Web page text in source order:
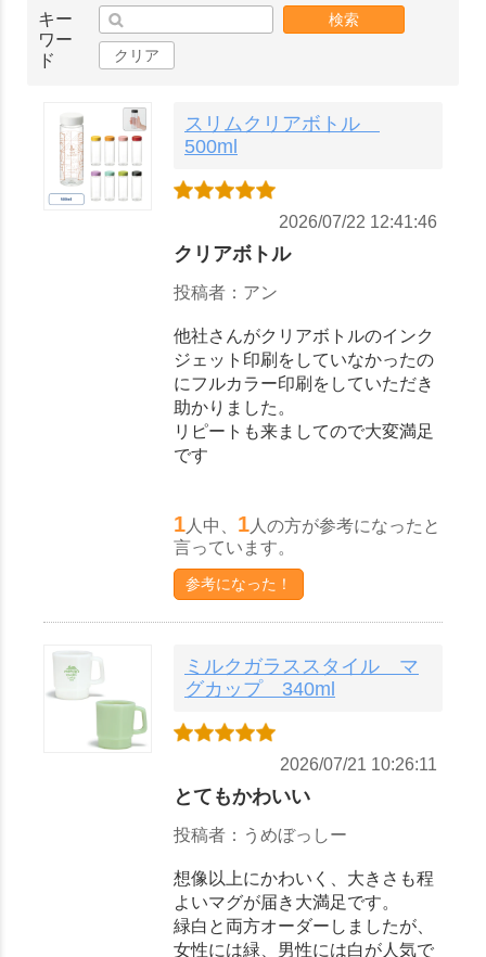
キー
ワー
ド
検索
クリア
スリムクリアボトル
500ml
2026/07/22 12:41:46
クリアボトル
投稿者：アン
他社さんがクリアボトルのインク
ジェット印刷をしていなかったの
にフルカラー印刷をしていただき
助かりました。
リピートも来ましてので大変満足
です
1 人中、 1 人の方が参考になったと
言っています。
参考になった！
ミルクガラススタイル マ
グカップ 340ml
2026/07/21 10:26:11
とてもかわいい
投稿者：うめぼっしー
想像以上にかわいく、大きさも程
よいマグが届き大満足です。
緑白と両方オーダーしましたが、
女性には緑、男性には白が人気で